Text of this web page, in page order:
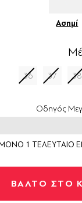
Ασημί
36 37 38
Οδηγός
ΜΟΝΟ 1 ΤΕΛΕΥΤΑΙΟ